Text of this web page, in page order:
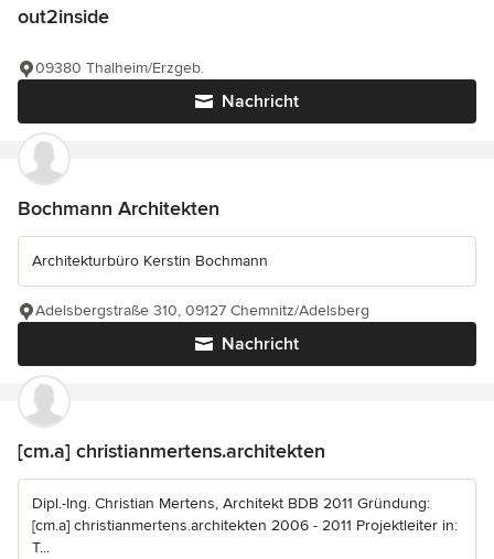
out2inside
Nachricht
09380 Thalheim/Erzgeb.
Bochmann Architekten
Architekturbüro Kerstin Bochmann
Nachricht
Adelsbergstraße 310, 09127 Chemnitz/Adelsberg
[cm.a] christianmertens.architekten
Dipl.-Ing. Christian Mertens, Architekt BDB 2011 Gründung:
[cm.a] christianmertens.architekten 2006 - 2011 Projektleiter in:
T...